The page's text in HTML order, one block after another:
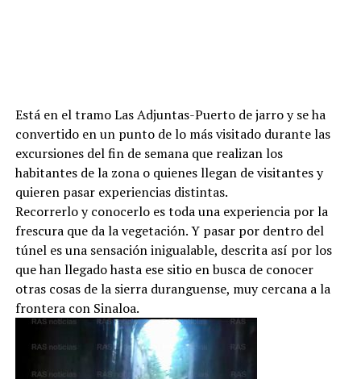
Está en el tramo Las Adjuntas-Puerto de jarro y se ha
convertido en un punto de lo más visitado durante las
excursiones del fin de semana que realizan los
habitantes de la zona o quienes llegan de visitantes y
quieren pasar experiencias distintas.
Recorrerlo y conocerlo es toda una experiencia por la
frescura que da la vegetación. Y pasar por dentro del
túnel es una sensación inigualable, descrita así por los
que han llegado hasta ese sitio en busca de conocer
otras cosas de la sierra duranguense, muy cercana a la
frontera con Sinaloa.